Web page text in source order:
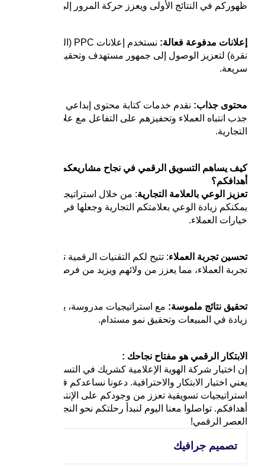
تصميم جرافيك
ظهوركم في النتائج الأولى ويعزز حركة المرور إلى موقعكم.
إعلانات مدفوعة فعالة:
نستخدم إعلانات PPC (الدفع لكل
نقرة) لتعزيز الوصول إلى جمهور مستهدف وتحقيق نتائج
سريعة.
محتوى جذاب: نقدم خدمات كتابة محتوى إبداعي يركز على
جذب انتباه العملاء وتحفيزهم على التفاعل مع علامتكم
التجارية.
كيف يساهم التسويق الرقمي في نجاح مشاريعكم وتحقيق
أهدافكم؟
تعزيز الوعي بالعلامة التجارية: من خلال استراتيجيات فعالة،
يمكنكم زيادة الوعي بعلامتكم التجارية وجعلها في مقدمة
خيارات العملاء.
تحسين تجربة العملاء: تتيح لكم التقنيات الرقمية تحسين
تجربة العملاء، مما يعزز من ولائهم ويزيد من فرص التكرار.
تحقيق نتائج ملموسة: مع استراتيجيات مدروسة، يمكنكم توقع
زيادة في المبيعات وتحقيق نمو مستدام.
الابتكار الرقمي هو مفتاح نجاحك :
إن اختيار شركة الهوية الإعلامية كشريك في التسويق الرقمي
يعني اختيار الابتكار والاحترافية. دعونا نساعدكم في بناء
استراتيجيات تسويقية تعزز من وجودكم على الإنترنت وتحقق
أهدافكم. تواصلوا معنا اليوم لنبدأ رحلتكم نحو النجاح في
العصر الرقمي!